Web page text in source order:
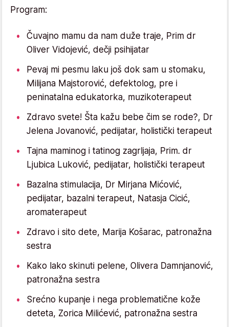
Program:
Čuvajno mamu da nam duže traje, Prim dr
Oliver Vidojević, dečji psihijatar
Pevaj mi pesmu laku još dok sam u stomaku,
Milijana Majstorović, defektolog, pre i
peninatalna edukatorka, muzikoterapeut
Zdravo svete! Šta kažu bebe čim se rode?, Dr
Jelena Jovanović, pedijatar, holistički terapeut
Tajna maminog i tatinog zagrljaja, Prim. dr
Ljubica Luković, pedijatar, holistički terapeut
Bazalna stimulacija, Dr Mirjana Mićović,
pedijatar, bazalni terapeut, Natasja Cicić,
aromaterapeut
Zdravo i sito dete, Marija Košarac, patronažna
sestra
Kako lako skinuti pelene, Olivera Damnjanović,
patronažna sestra
Srećno kupanje i nega problematične kože
deteta, Zorica Milićević, patronažna sestra